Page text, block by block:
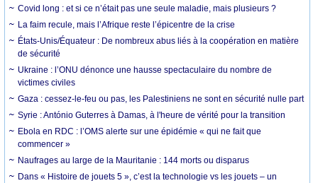
Covid long : et si ce n’était pas une seule maladie, mais plusieurs ?
La faim recule, mais l’Afrique reste l’épicentre de la crise
États-Unis/Équateur : De nombreux abus liés à la coopération en matière
de sécurité
Ukraine : l’ONU dénonce une hausse spectaculaire du nombre de
victimes civiles
Gaza : cessez-le-feu ou pas, les Palestiniens ne sont en sécurité nulle part
Syrie : António Guterres à Damas, à l'heure de vérité pour la transition
Ebola en RDC : l’OMS alerte sur une épidémie « qui ne fait que
commencer »
Naufrages au large de la Mauritanie : 144 morts ou disparus
Dans « Histoire de jouets 5 », c’est la technologie vs les jouets – un